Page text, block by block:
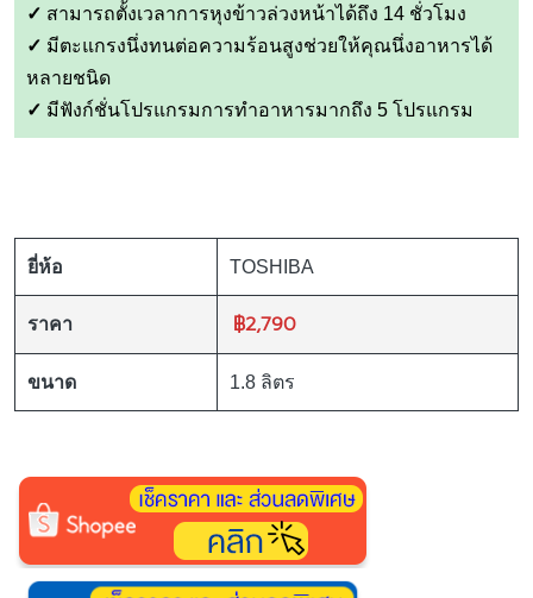
✓ สามารถตั้งเวลาการหุงข้าวล่วงหน้าได้ถึง 14 ชั่วโมง
✓ มีตะแกรงนึ่งทนต่อความร้อนสูงช่วยให้คุณนึ่งอาหารได้
หลายชนิด
✓ มีฟังก์ชั่นโปรแกรมการทำอาหารมากถึง 5 โปรแกรม
ยี่ห้อ TOSHIBA
ราคา ฿2,790
ขนาด 1.8 ลิตร